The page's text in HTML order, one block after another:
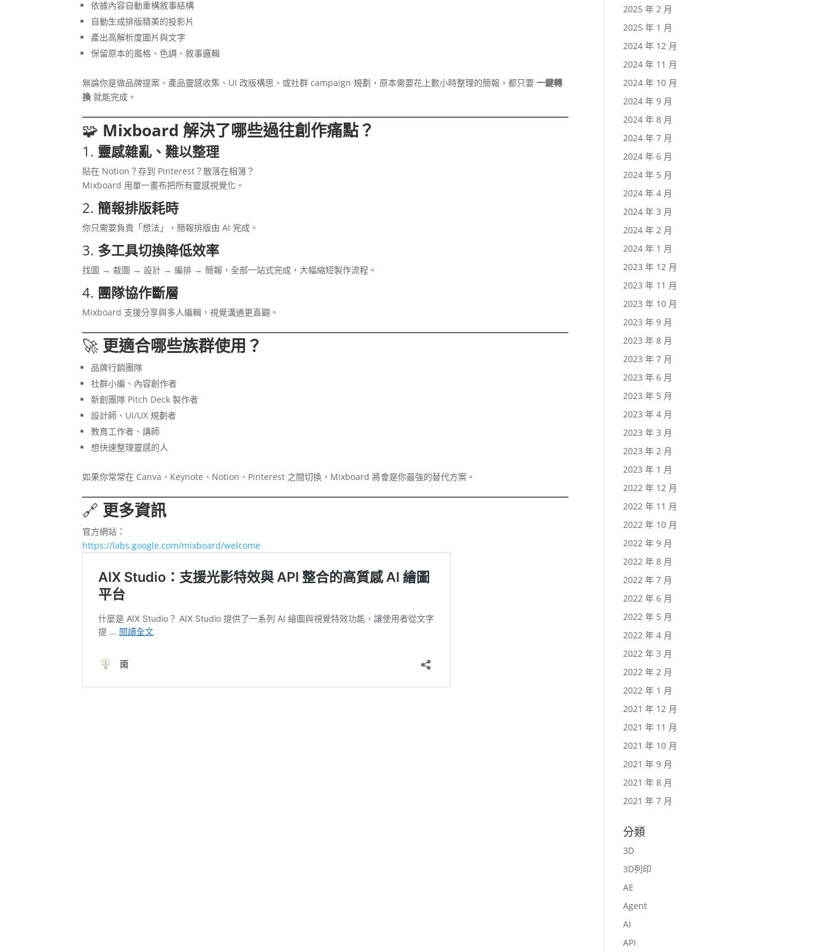
依據內容自動重構敘事結構
自動生成排版精美的投影片
產出高解析度圖片與文字
保留原本的風格、色調、敘事邏輯
無論你是做品牌提案、產品靈感收集、UI 改版構思、或社群 campaign 規劃，原本需要花上數小時整理的簡報，都只要一鍵轉
換 就能完成。
🧩 Mixboard 解決了哪些過往創作痛點？
1. 靈感雜亂、難以整理
貼在 Notion？存到 Pinterest？散落在相簿？
Mixboard 用單一畫布把所有靈感視覺化。
2.簡報排版耗時
你只需要負責「想法」，簡報排版由 AI 完成。
3. 多工具切換降低效率
找圖 → 裁圖 → 設計 → 編排 → 簡報，全部一站式完成，大幅縮短製作流程。
4. 團隊協作斷層
Mixboard 支援分享與多人編輯，視覺溝通更直觀。
🚀 更適合哪些族群使用？
品牌行銷團隊
社群小編、內容創作者
新創團隊 Pitch Deck 製作者
設計師、UI/UX 規劃者
教育工作者、講師
想快速整理靈感的人
如果你常常在 Canva、Keynote、Notion、Pinterest 之間切換，Mixboard 將會是你最強的替代方案。
🔗 更多資訊
官方網站：
https://labs.google.com/mixboard/welcome
2025 年 2 月
2025 年 1 月
2024 年 12 月
2024 年 11 月
2024 年 10 月
2024 年 9 月
2024 年 8 月
2024 年 7 月
2024 年 6 月
2024 年 5 月
2024 年 4 月
2024 年 3 月
2024 年 2 月
2024 年 1 月
2023 年 12 月
2023 年 11 月
2023 年 10 月
2023 年 9 月
2023 年 8 月
2023 年 7 月
2023 年 6 月
2023 年 5 月
2023 年 4 月
2023 年 3 月
2023 年 2 月
2023 年 1 月
2022 年 12 月
2022 年 11 月
2022 年 10 月
2022 年 9 月
2022 年 8 月
2022 年 7 月
2022 年 6 月
2022 年 5 月
2022 年 4 月
2022 年 3 月
2022 年 2 月
2022 年 1 月
2021 年 12 月
2021 年 11 月
2021 年 10 月
2021 年 9 月
2021 年 8 月
2021 年 7 月
分類
3D
3D列印
AE
Agent
AI
API